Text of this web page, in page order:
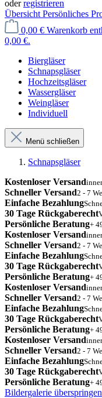
oderregistrieren
Übersicht Persönliches
0,00 € Warenkorb
0,00 €.
Biergläser
Schnapsgläser
Hochzeitsgläser
Wassergläser
Weingläser
Individuell
Menü schließen
Schnapsgläser
Kostenloser Versand
Schneller Versand2 - 7
Einfache Bezahlung
30 Tage Rückgaberecht
Persönliche Beratung+
Kostenloser Versand
Schneller Versand2 - 7
Einfache Bezahlung
30 Tage Rückgaberecht
Persönliche Beratung+
Kostenloser Versand
Schneller Versand2 - 7
Einfache Bezahlung
30 Tage Rückgaberecht
Persönliche Beratung+
Kostenloser Versand
Schneller Versand2 - 7
Einfache Bezahlung
30 Tage Rückgaberecht
Persönliche Beratung+
Bildergalerie überspringen